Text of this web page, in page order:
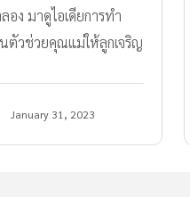
ง มาดูไอเดียการทำ
ตัวช่วยคุณแม่ให้ลูกเจริญ
January 31, 2023